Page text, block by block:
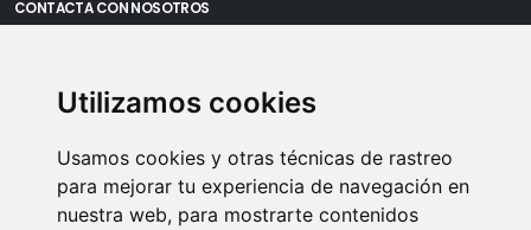
Utilizamos cookies
Usamos cookies y otras técnicas de rastreo
para mejorar tu experiencia de navegación en
nuestra web, para mostrarte contenidos
CONTACTA CON NOSOTROS
Oficina Vitoria: Boulevard de Salburua 8, planta 3, 01002 - Vitoria-
Email:info@memoriasusb.com